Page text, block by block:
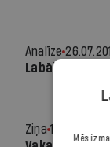
Analīze
Labāk mazāk,
Ziņa 17.05.2017.
Mēs